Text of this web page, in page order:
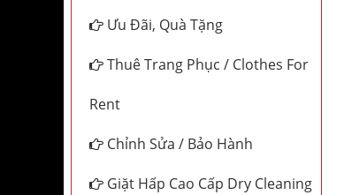
Ưu Đãi, Quà Tặng
Thuê Trang Phục / Clothes For
Rent
Chỉnh Sửa / Bảo Hành
Giặt Hấp Cao Cấp Dry Cleaning